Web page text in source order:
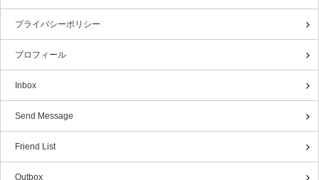
プライバシーポリシー
プロフィール
Inbox
Send Message
Friend List
Outbox